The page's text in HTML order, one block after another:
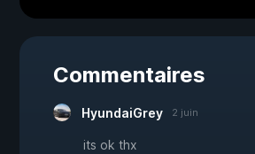
Commentaires
HyundaiGrey 2 juin
its ok thx